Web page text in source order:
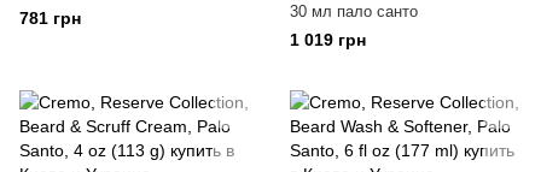
781 грн
30 мл пало санто
1 019 грн